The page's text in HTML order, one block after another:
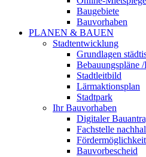
Baugebiete
Bauvorhaben
PLANEN & BAUEN
Stadtentwicklung
Grundlagen
Bebauungspläne
Stadtleitbild
Lärmaktionsplan
Stadtpark
Ihr Bauvorhaben
Digitaler
Fachstelle
Bauvorbescheid